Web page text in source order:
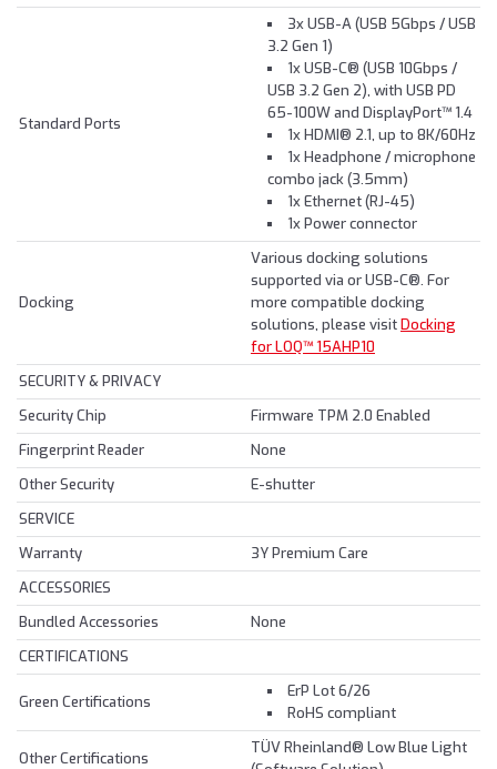
Standard Ports
3x USB-A (USB 5Gbps / USB
3.2 Gen 1)
1x USB-C® (USB 10Gbps /
USB 3.2 Gen 2), with USB PD
65-100W and DisplayPort™ 1.4
1x HDMI® 2.1, up to 8K/60Hz
1x Headphone / microphone
combo jack (3.5mm)
1x Ethernet (RJ-45)
1x Power connector
Docking
Various docking solutions
supported via or USB-C®. For
more compatible docking
solutions, please visitDocking
for LOQ™ 15AHP10
SECURITY & PRIVACY
Security Chip
Firmware TPM 2.0 Enabled
Fingerprint Reader
None
Other Security
E-shutter
SERVICE
Warranty
3Y Premium Care
ACCESSORIES
Bundled Accessories
None
CERTIFICATIONS
Green Certifications
ErP Lot 6/26
RoHS compliant
Other Certifications
TÜV Rheinland® Low Blue Light